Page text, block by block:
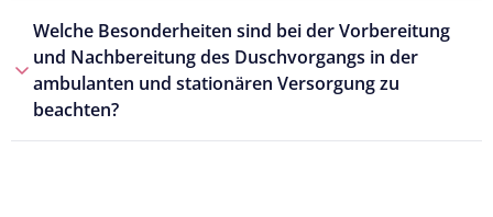
Welche Besonderheiten sind bei der Vorbereitung
und Nachbereitung des Duschvorgangs in der
ambulanten und stationären Versorgung zu
beachten?